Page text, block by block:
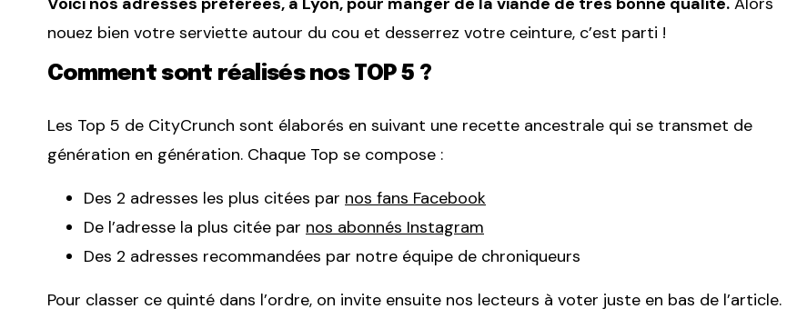
nouez bien votre serviette autour du cou et desserrez votre ceinture, c’est parti !
Comment sont réalisés nos TOP 5 ?
Les Top 5 de CityCrunch sont élaborés en suivant une recette ancestrale qui se transmet de
génération en génération. Chaque Top se compose :
Des 2 adresses les plus citées par nos fans Facebook
De l’adresse la plus citée par nos abonnés Instagram
Des 2 adresses recommandées par notre équipe de chroniqueurs
Pour classer ce quinté dans l’ordre, on invite ensuite nos lecteurs à voter juste en bas de l’article.